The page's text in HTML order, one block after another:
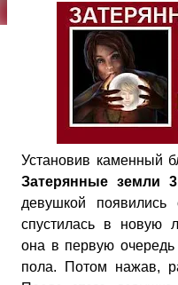
Установив каменный
Затерянные земли
девушкой
спустилась в новую
она в первую очередь
пола. Потом нажав,